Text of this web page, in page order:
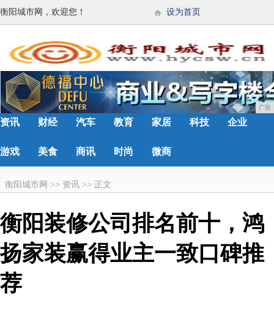
衡阳城市网，欢迎您！ 设为首页
广告
资讯 财经 汽车 教育 家居 科技 企业
游戏 美食 商讯 时尚 微商
衡阳城市网 >> 资讯 >> 正文
衡阳装修公司排名前十，鸿
扬家装赢得业主一致口碑推
荐